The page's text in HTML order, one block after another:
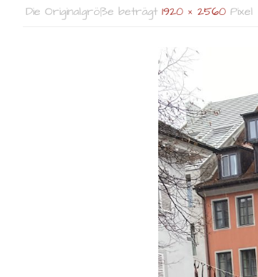
Die Originalgröße beträgt 1920 × 2560 Pixel